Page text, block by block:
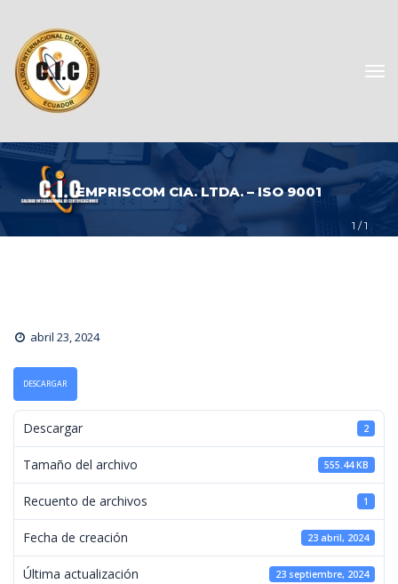
1 / 1
EMPRISCOM CIA. LTDA. – ISO 9001
abril 23, 2024
DESCARGAR
Descargar 2
Tamaño del archivo 555.44 KB
Recuento de archivos 1
Fecha de creación 23 abril, 2024
Última actualización 23 septiembre, 2024